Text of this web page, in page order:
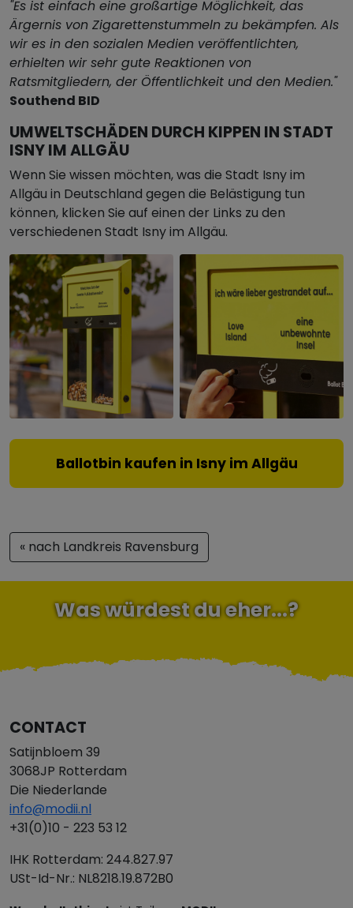
"Es ist einfach eine großartige Möglichkeit, das
Ärgernis von Zigarettenstummeln zu bekämpfen. Als
wir es in den sozialen Medien veröffentlichten,
erhielten wir sehr gute Reaktionen von
Ratsmitgliedern, der Öffentlichkeit und den Medien."
Southend BID
UMWELTSCHÄDEN DURCH KIPPEN IN STADT
ISNY IM ALLGÄU
Wenn Sie wissen möchten, was die Stadt Isny im
Allgäu in Deutschland gegen die Belästigung tun
können, klicken Sie auf einen der Links zu den
verschiedenen Stadt Isny im Allgäu.
Ballotbin kaufen in Isny im Allgäu
« nach Landkreis Ravensburg
Was würdest du eher...?
CONTACT
Satijnbloem 39
3068JP Rotterdam
Die Niederlande
info@modii.nl
+31(0)10 - 223 53 12
IHK Rotterdam: 244.827.97
USt-Id-Nr.: NL8218.19.872B0